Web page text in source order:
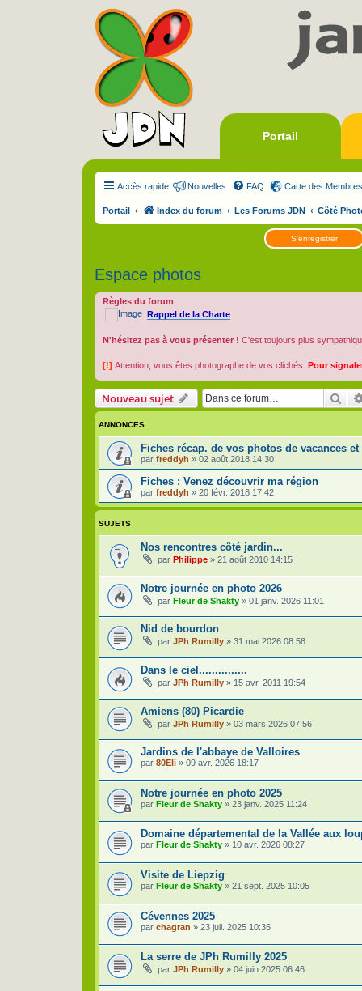
Portail
Accès rapide Nouvelles FAQ Carte des Membres
Portail Index du forum Les Forums JDN Côté
S’enregistrer
Espace photos
Règles du forum
Rappel de la Charte
N'hésitez pas à vous présenter ! C'est toujours plus
[!] Attention, vous êtes photographe de vos clichés. Pour
Nouveau sujet
ANNONCES
Fiches récap. de vos photos de vacances et
par freddyh » 02 août 2018 14:30
Fiches : Venez découvrir ma région
par freddyh » 20 févr. 2018 17:42
SUJETS
Nos rencontres côté jardin...
par Philippe » 21 août 2010 14:15
Notre journée en photo 2026
par Fleur de Shakty » 01 janv. 2026 11:01
Nid de bourdon
par JPh Rumilly » 31 mai 2026 08:58
Dans le ciel...............
par JPh Rumilly » 15 avr. 2011 19:54
Amiens (80) Picardie
par JPh Rumilly » 03 mars 2026 07:56
Jardins de l'abbaye de Valloires
par 80Eli » 09 avr. 2026 18:17
Notre journée en photo 2025
par Fleur de Shakty » 23 janv. 2025 11:24
Domaine départemental de la Vallée aux
par Fleur de Shakty » 10 avr. 2026 08:27
Visite de Liepzig
par Fleur de Shakty » 21 sept. 2025 10:05
Cévennes 2025
par chagran » 23 juil. 2025 10:35
La serre de JPh Rumilly 2025
par JPh Rumilly » 04 juin 2025 06:46